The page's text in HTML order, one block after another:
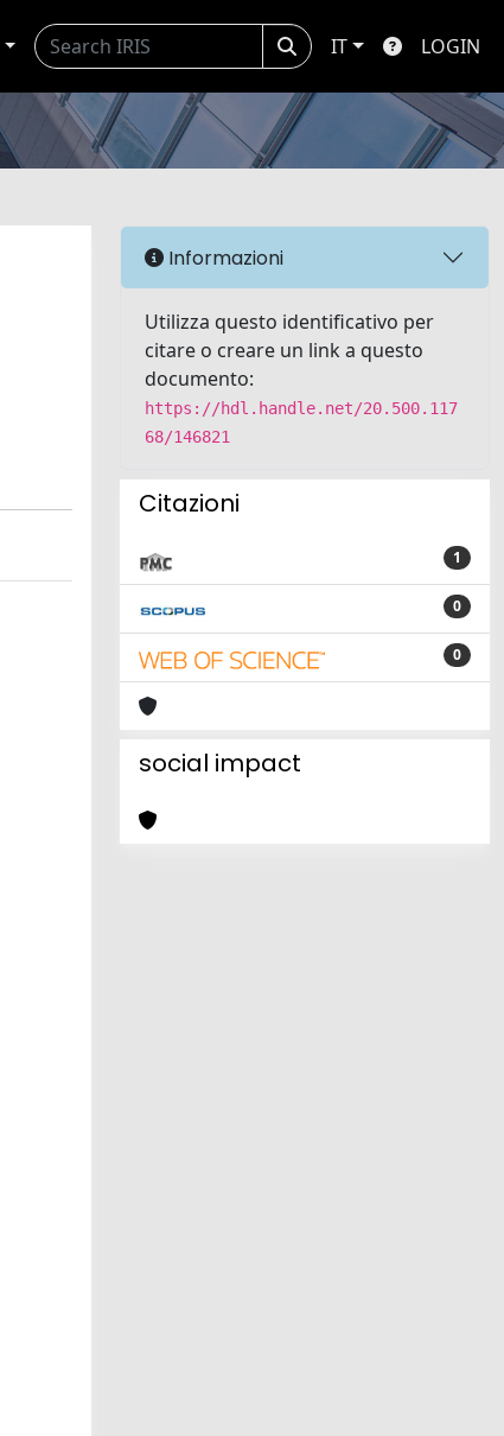
IT LOGIN
Informazioni
Utilizza questo identificativo per
citare o creare un link a questo
documento:
https://hdl.handle.net/20.500.117
68/146821
Citazioni
1
0
0
social impact